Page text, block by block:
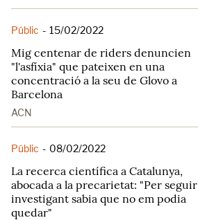
Públic - 15/02/2022
Mig centenar de riders denuncien
"l'asfíxia" que pateixen en una
concentració a la seu de Glovo a
Barcelona
ACN
Públic - 08/02/2022
La recerca científica a Catalunya,
abocada a la precarietat: "Per seguir
investigant sabia que no em podia
quedar"